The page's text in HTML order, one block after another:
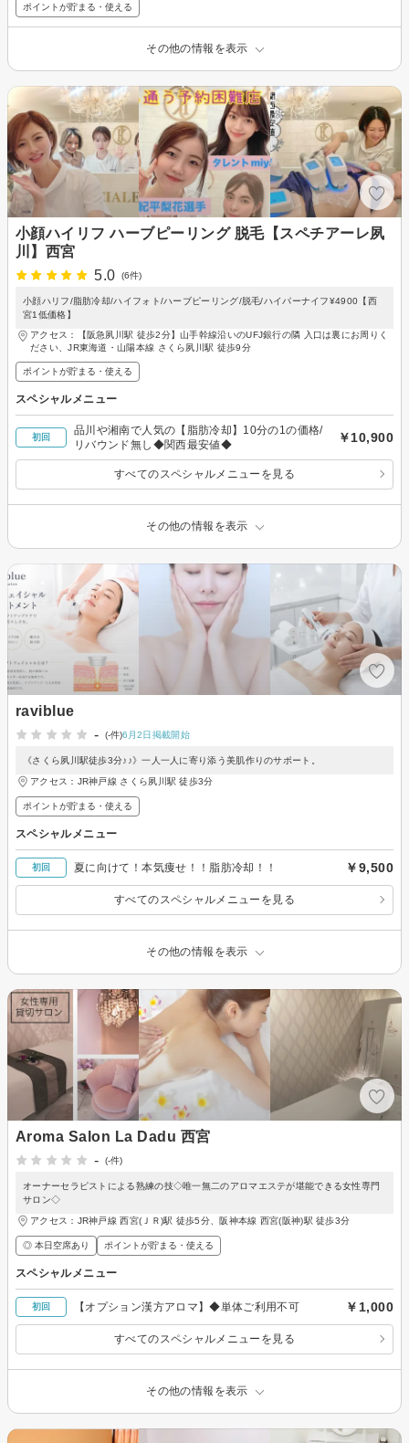
ポイントが貯まる・使える
その他の情報を表示
小顔ハイリフ ハーブピーリング 脱毛【スペチアーレ夙
川】西宮
5.0
(6件)
小顔ハリフ/脂肪冷却/ハイフォト/ハーブピーリング/脱毛/ハイパーナイフ¥4900【西
宮1低価格】
アクセス：【阪急夙川駅 徒歩2分】山手幹線沿いのUFJ銀行の隣 入口は裏にお周りく
ださい、JR東海道・山陽本線 さくら夙川駅 徒歩9分
ポイントが貯まる・使える
スペシャルメニュー
初回
品川や湘南で人気の【脂肪冷却】10分の1の価格/
リバウンド無し◆関西最安値◆
￥10,900
すべてのスペシャルメニューを見る
その他の情報を表示
raviblue
-
(-件)6月2日掲載開始
《さくら夙川駅徒歩3分♪♪》一人一人に寄り添う美肌作りのサポート。
アクセス：JR神戸線 さくら夙川駅 徒歩3分
ポイントが貯まる・使える
スペシャルメニュー
初回 夏に向けて！本気痩せ！！脂肪冷却！！ ￥9,500
すべてのスペシャルメニューを見る
その他の情報を表示
Aroma Salon La Dadu 西宮
-
(-件)
オーナーセラピストによる熟練の技◇唯一無二のアロマエステが堪能できる女性専門
サロン◇
アクセス：JR神戸線 西宮(ＪＲ)駅 徒歩5分、阪神本線 西宮(阪神)駅 徒歩3分
◎ 本日空席あり ポイントが貯まる・使える
スペシャルメニュー
初回 【オプション漢方アロマ】◆単体ご利用不可 ￥1,000
すべてのスペシャルメニューを見る
その他の情報を表示